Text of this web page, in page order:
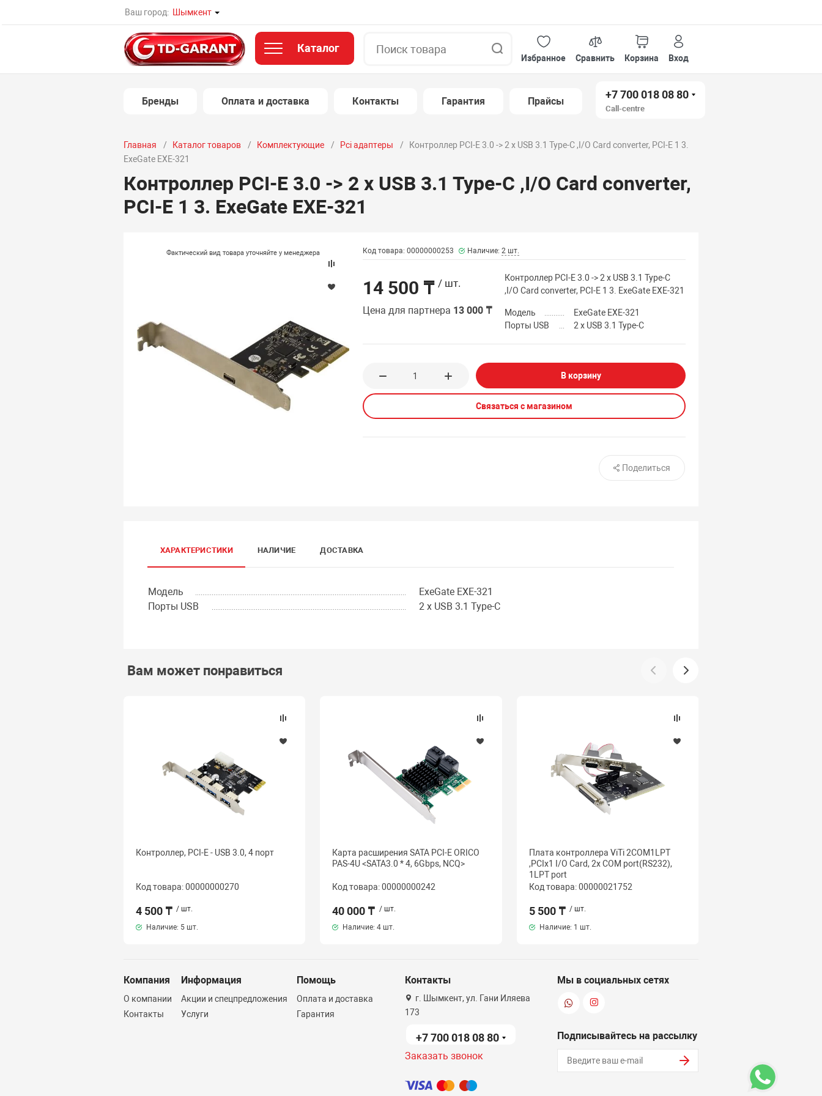
Ваш город: Шымкент
Каталог
Избранное
Сравнить Корзина Вход
Бренды Оплата и доставка Контакты Гарантия Прайсы
+7 700 018 08 80
Call-centre
Главная Каталог товаров Комплектующие Pci адаптеры
Контроллер PCI-E 3.0 -> 2 x USB 3.1 Type-C ,I/O Card converter, PCI-E 1 3.
ExeGate EXE-321
Контроллер PCI-E 3.0 -> 2 x USB 3.1 Type-C ,I/O Card converter,
PCI-E 1 3. ExeGate EXE-321
Фактический вид товара уточняйте у менеджера Код товара: 00000000253 Наличие: 2 шт.
14 500 ₸ / шт.
Цена для партнера 13 000 ₸
Контроллер PCI-E 3.0 -> 2 x USB 3.1 Type-C
,I/O Card converter, PCI-E 1 3. ExeGate EXE-321
Модель
ExeGate EXE-321
Порты USB
2 x USB 3.1 Type-C
В корзину
Связаться с магазином
Поделиться
ХАРАКТЕРИСТИКИ НАЛИЧИЕ ДОСТАВКА
Модель
ExeGate EXE-321
Порты USB
2 x USB 3.1 Type-C
Вам может понравиться
Контроллер, PCI-E - USB 3.0, 4 порт
Код товара: 00000000270
4 500 ₸ / шт.
Наличие: 5 шт.
Карта расширения SATA PCI-E ORICO
PAS-4U <SATA3.0 * 4, 6Gbps, NCQ>
Код товара: 00000000242
40 000 ₸ / шт.
Наличие:4 шт.
Плата контроллера ViTi 2COM1LPT
,PCIx1 I/O Card, 2x COM port(RS232),
1LPT port
Код товара: 00000021752
5 500 ₸ / шт.
Наличие: 1 шт.
Компания
О компании
Контакты
Информация
Акции и спецпредложения
Услуги
Помощь
Оплата и доставка
Гарантия
Контакты
г. Шымкент, ул. Гани Иляева
173
+7 700 018 08 80
Заказать звонок
Мы в социальных сетях
Подписывайтесь на рассылку